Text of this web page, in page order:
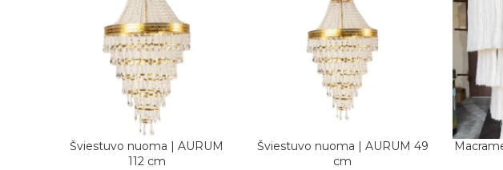
PASIRINKITE DATAS
Šviestuvo nuoma | AURUM
112 cm
Į KREPŠELĮ
Šviestuvo nuoma | AURUM 49
cm